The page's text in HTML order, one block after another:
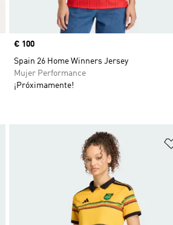
Precio
€ 100
Spain 26 Home Winners Jersey
Mujer Performance
¡Próximamente!
Añadir a la lista de deseos